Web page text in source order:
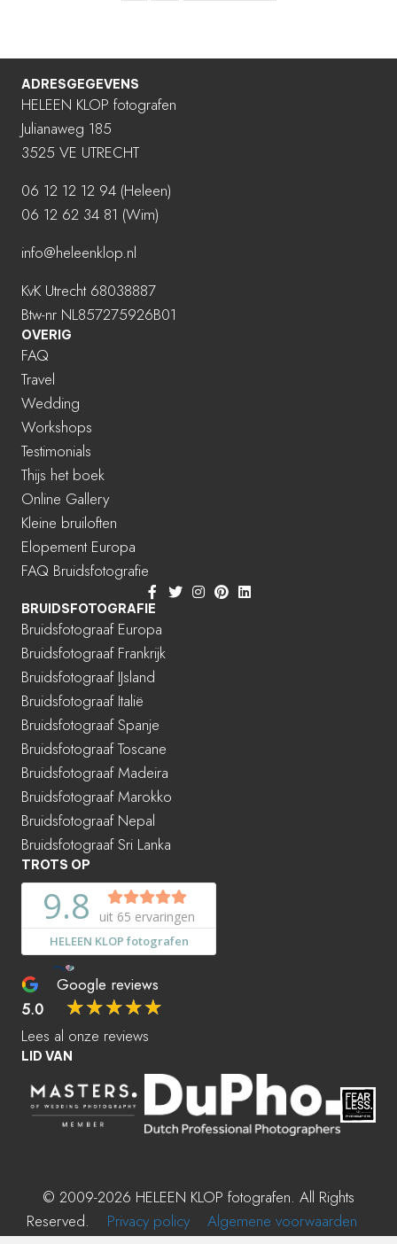
ADRESGEGEVENS
HELEEN KLOP fotografen
Julianaweg 185
3525 VE UTRECHT
06 12 12 12 94 (Heleen)
06 12 62 34 81 (Wim)
info@heleenklop.nl
KvK Utrecht 68038887
Btw-nr NL857275926B01
OVERIG
FAQ
Travel
Wedding
Workshops
Testimonials
Thijs het boek
Online Gallery
Kleine bruiloften
Elopement Europa
FAQ Bruidsfotografie
BRUIDSFOTOGRAFIE
Bruidsfotograaf Europa
Bruidsfotograaf Frankrijk
Bruidsfotograaf IJsland
Bruidsfotograaf Italië
Bruidsfotograaf Spanje
Bruidsfotograaf Toscane
Bruidsfotograaf Madeira
Bruidsfotograaf Marokko
Bruidsfotograaf Nepal
Bruidsfotograaf Sri Lanka
TROTS OP
Google reviews
5.0
☆☆☆☆☆
Lees al onze reviews
LID VAN
© 2009-2026 HELEEN KLOP fotografen. All Rights
Reserved. Privacy policy
Algemene voorwaarden